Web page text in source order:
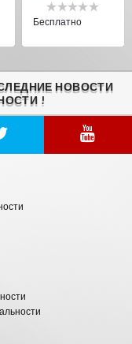
Бесплатно
НОВОСТИ
!